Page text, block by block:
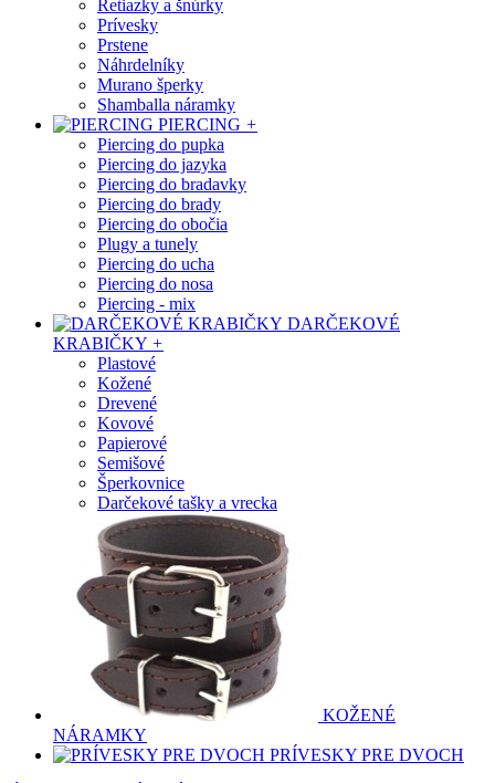
Retiazky a šnúrky
Prívesky
Prstene
Náhrdelníky
Murano šperky
Shamballa náramky
PIERCING +
Piercing do pupka
Piercing do jazyka
Piercing do bradavky
Piercing do brady
Piercing do obočia
Plugy a tunely
Piercing do ucha
Piercing do nosa
Piercing - mix
DARČEKOVÉ
KRABIČKY +
Plastové
Kožené
Drevené
Kovové
Papierové
Semišové
Šperkovnice
Darčekové tašky a vrecka
KOŽENÉ
NÁRAMKY
PRÍVESKY PRE DVOCH